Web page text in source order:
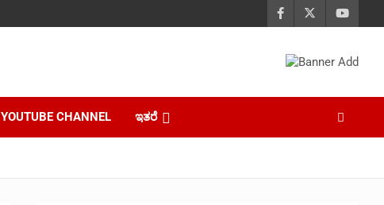
YOUTUBE CHANNEL ಇತರೆ